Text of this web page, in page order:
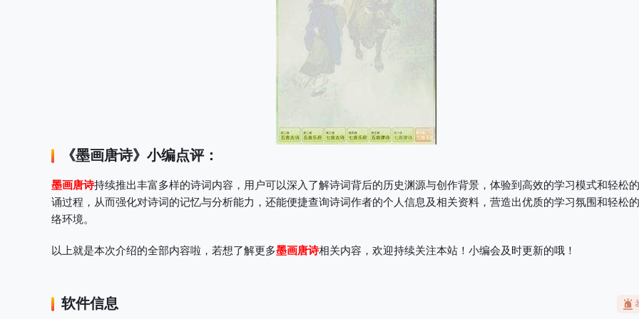
《墨画唐诗》小编点评：
墨画唐诗持续推出丰富多样的诗词内容，用户可以深入了解诗词背后的历史渊源与创作背景，体验到高效的学习模式和轻松
诵过程，从而强化对诗词的记忆与分析能力，还能便捷查询诗词作者的个人信息及相关资料，营造出优质的学习氛围和轻松
络环境。
以上就是本次介绍的全部内容啦，若想了解更多墨画唐诗相关内容，欢迎持续关注本站！小编会及时更新的哦！
软件信息